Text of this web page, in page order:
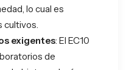
lo cual es
cultivos​.
exigentes: El EC10
de